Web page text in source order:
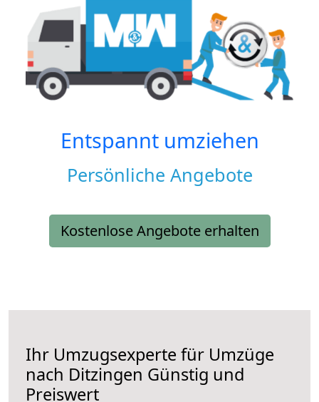
Entspannt umziehen
Persönliche Angebote
Kostenlose Angebote erhalten
Ihr Umzugsexperte für Umzüge
nach Ditzingen Günstig und
Preiswert